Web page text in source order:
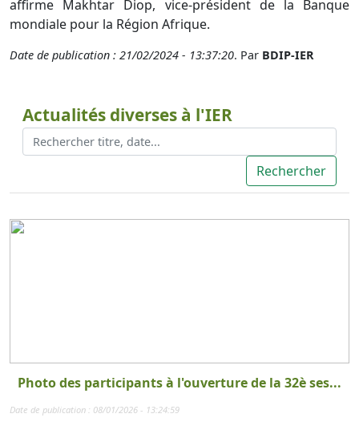
affirme Makhtar Diop, vice-président de la Banque
mondiale pour la Région Afrique.
Date de publication : 21/02/2024 - 13:37:20. Par BDIP-IER
Actualités diverses à l'IER
Photo des participants à l'ouverture de la 32è ses...
Date de publication : 08/01/2026 - 13:24:59